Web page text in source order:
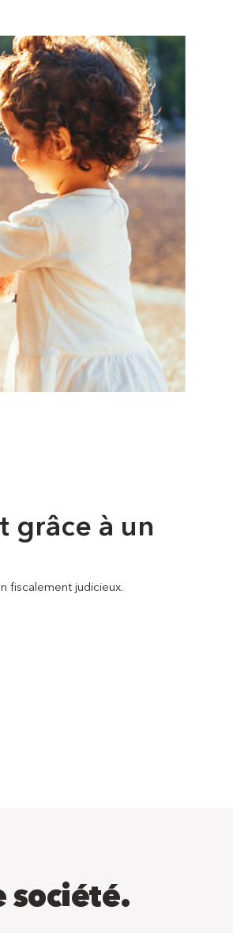
grâce à un
fiscalement judicieux.
société.